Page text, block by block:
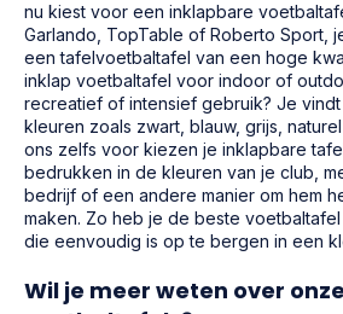
nu kiest voor een inklapbare
Garlando, TopTable of Roberto Sport,
een tafelvoetbaltafel van een hoge
inklap voetbaltafel voor indoor of
recreatief of intensief gebruik? Je
kleuren zoals zwart, blauw, grijs,
ons zelfs voor kiezen je inklapbare
bedrukken in de kleuren van je club,
bedrijf of een andere manier om hem
maken. Zo heb je de beste
die eenvoudig is op te bergen in een
Wil je meer weten over